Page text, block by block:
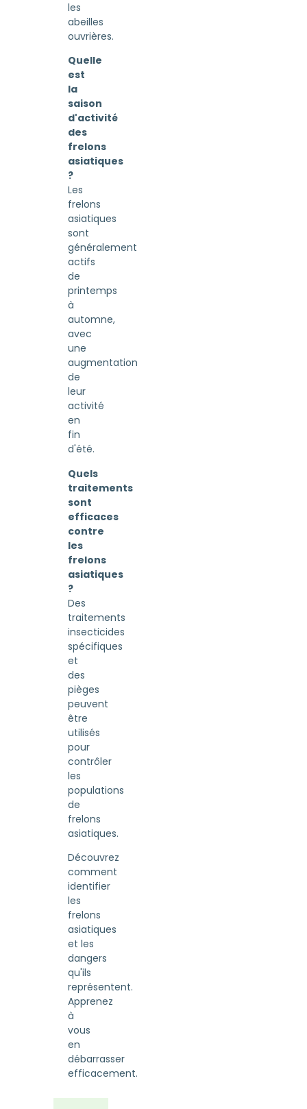
les
abeilles
ouvrières.
Quelle
est
la
saison
d'activité
des
frelons
asiatiques
?
Les
frelons
asiatiques
sont
généralement
actifs
de
printemps
à
automne,
avec
une
augmentation
de
leur
activité
en
fin
d'été.
Quels
traitements
sont
efficaces
contre
les
frelons
asiatiques
?
Des
traitements
insecticides
spécifiques
et
des
pièges
peuvent
être
utilisés
pour
contrôler
les
populations
de
frelons
asiatiques.
Découvrez
comment
identifier
les
frelons
asiatiques
et les
dangers
qu'ils
représentent.
Apprenez
à
vous
en
débarrasser
efficacement.